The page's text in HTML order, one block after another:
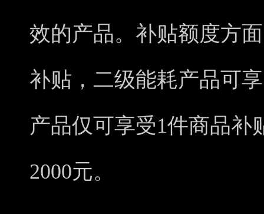
效的产品。补贴额度方
补贴，二级能耗产品可
产品仅可享受1件商品补
2000元。